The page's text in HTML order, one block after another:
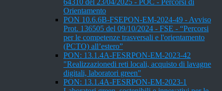
64310 del 23/04/2025 - POC - Percorsi di
Orientamento
PON 10.6.6B-FSEPON-EM-2024-49 - Avviso
Prot. 136505 del 09/10/2024 - FSE - “Percorsi
per le competenze trasversali e l'orientamento
(PCTO) all’estero”
PON: 13.1.4A-FESRPON-EM-2023-42
"Realizzazionedi reti locali, acquisto di lavagne
digitali, laboratori green"
PON: 13.1.4A-FESRPON-EM-2023-1